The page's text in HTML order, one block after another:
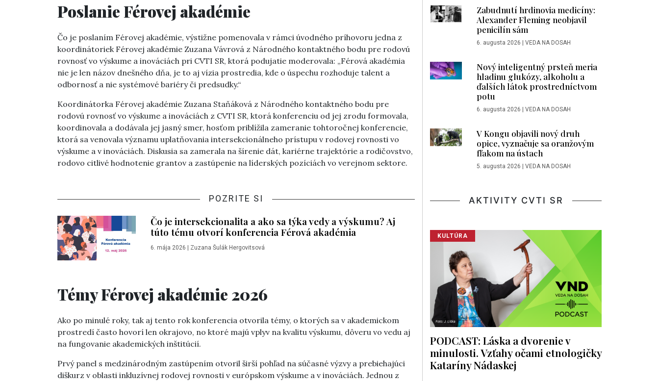
Poslanie Férovej akadémie
Čo je poslaním Férovej akadémie, výstižne pomenovala v rámci úvodného príhovoru jedna z
koordinátoriek Férovej akadémie Zuzana Vávrová z Národného kontaktného bodu pre rodovú
rovnosť vo výskume a inováciách pri CVTI SR, ktorá podujatie moderovala: „Férová akadémia
nie je len názov dnešného dňa, je to aj vízia prostredia, kde o úspechu rozhoduje talent a
odbornosť a nie systémové bariéry či predsudky.“
Koordinátorka Férovej akadémie Zuzana Staňáková z Národného kontaktného bodu pre
rodovú rovnosť vo výskume a inováciách z CVTI SR, ktorá konferenciu od jej zrodu formovala,
koordinovala a dodávala jej jasný smer, hosťom priblížila zameranie tohtoročnej konferencie,
ktorá sa venovala významu uplatňovania intersekcionálneho prístupu v rodovej rovnosti vo
výskume a v inováciách. Diskusia sa zamerala na šírenie dát, kariérne trajektórie a rodičovstvo,
rodovo citlivé hodnotenie grantov a zastúpenie na líderských pozíciách vo verejnom sektore.
POZRITE SI
Čo je intersekcionalita a ako sa týka vedy a výskumu? Aj
túto tému otvorí konferencia Férová akadémia
6. mája 2026 Zuzana Šulák Hergovitsová
Témy Férovej akadémie 2026
Ako po minulé roky, tak aj tento rok konferencia otvorila témy, o ktorých sa v akademickom
prostredí často hovorí len okrajovo, no ktoré majú vplyv na kvalitu výskumu, dôveru vo vedu aj
na fungovanie akademických inštitúcií.
Prvý panel s medzinárodným zastúpením otvoril širší pohľad na súčasné výzvy a prebiehajúci
diškurz v oblasti inkluzívnej rodovej rovnosti v európskom výskume a v inováciách. Jednou z
Zabudnutí hrdinovia medicíny:
Alexander Fleming neobjavil
penicilín sám
6. augusta 2026 | VEDA NA DOSAH
Nový inteligentný prsteň meria
hladinu glukózy, alkoholu a
ďalších látok prostredníctvom
potu
6. augusta 2026 | VEDA NA DOSAH
V Kongu objavili nový druh
opice, vyznačuje sa oranžovým
fľakom na ústach
5. augusta 2026 | VEDA NA DOSAH
AKTIVITY CVTI SR
KULTÚRA
PODCAST: Láska a dvorenie v
minulosti. Vzťahy očami etnologičky
Kataríny Nádaskej